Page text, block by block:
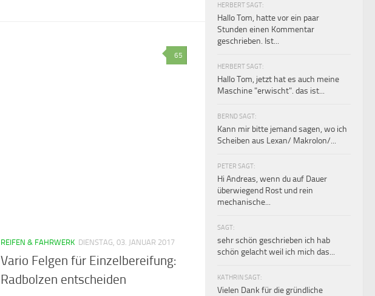
65
REIFEN & FAHRWERK DIENSTAG, 03. JANUAR 2017
Vario Felgen für Einzelbereifung:
Radbolzen entscheiden
HERBERT SAGT:
Hallo Tom, hatte vor ein paar
Stunden einen Kommentar
geschrieben. Ist...
HERBERT SAGT:
Hallo Tom, jetzt hat es auch meine
Maschine "erwischt". das ist...
BERND SAGT:
Kann mir bitte jemand sagen, wo ich
Scheiben aus Lexan/ Makrolon/...
PETER SAGT:
Hi Andreas, wenn du auf Dauer
überwiegend Rost und rein
mechanische...
SAGT:
sehr schön geschrieben ich hab
schön gelacht weil ich mich das...
KATHRIN SAGT:
Vielen Dank für die gründliche